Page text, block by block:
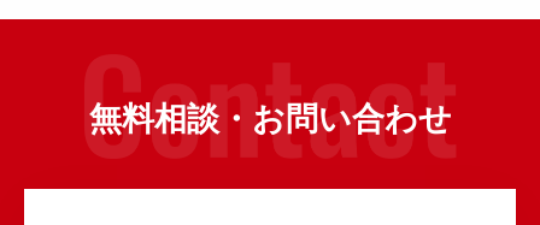
無料相談・お問い合わせ